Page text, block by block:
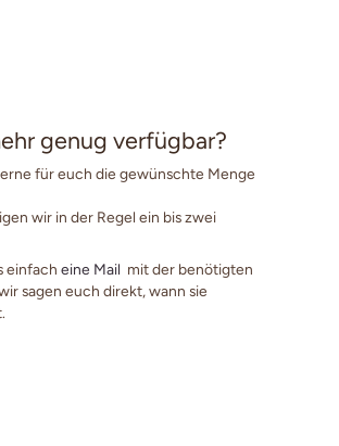
genug verfügbar?
für euch die gewünschte Menge
wir in der Regel ein bis zwei
einfach eine Mail mit der benötigten
sagen euch direkt, wann sie